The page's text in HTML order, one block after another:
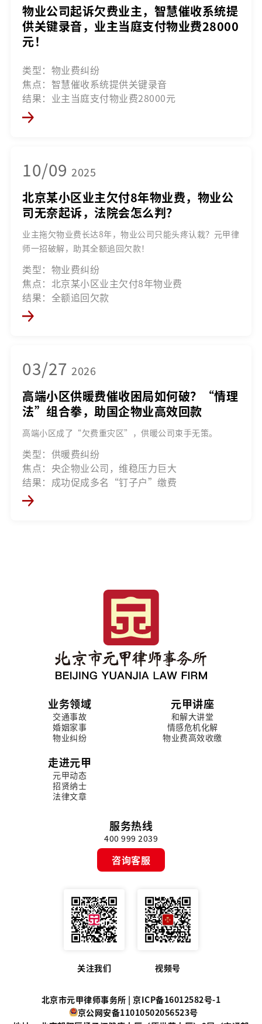
物业公司起诉欠费业主，智慧催收系统提
供关键录音，业主当庭支付物业费28000
元！
类型：物业费纠纷
焦点：智慧催收系统提供关键录音
结果：业主当庭支付物业费28000元
10/09 2025
北京某小区业主欠付8年物业费，物业公
司无奈起诉，法院会怎么判？
业主拖欠物业费长达8年，物业公司只能头疼认栽？元甲律
师一招破解，助其全额追回欠款！
类型：物业费纠纷
焦点：北京某小区业主欠付8年物业费
结果：全额追回欠款
03/27 2026
高端小区供暖费催收困局如何破？“情理
法”组合拳，助国企物业高效回款
高端小区成了“欠费重灾区”，供暖公司束手无策。
类型：供暖费纠纷
焦点：央企物业公司，维稳压力巨大
结果：成功促成多名“钉子户”缴费
业务领域
交通事故
婚姻家事
物业纠纷
元甲讲座
和解大讲堂
情感危机化解
物业费高效收缴
走进元甲
元甲动态
招贤纳士
法律文章
服务热线
400 999 2039
咨询客服
关注我们 视频号
北京市元甲律师事务所 |京ICP备16012582号-1
京公网安备11010502056523号